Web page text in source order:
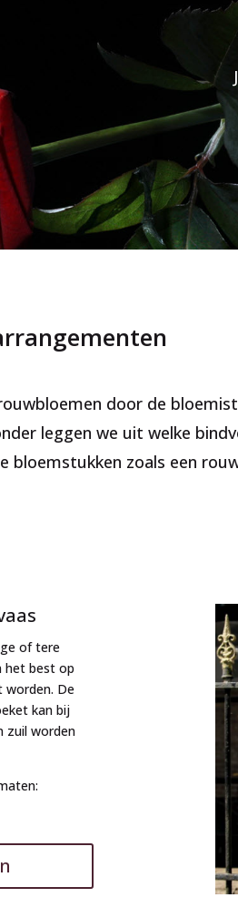
door de
leggen we uit welke
bloemstukken zoals een
of tere
het best op
worden. De
kan bij
zuil worden